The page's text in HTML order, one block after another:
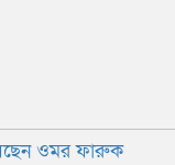
ওমর ফারুক